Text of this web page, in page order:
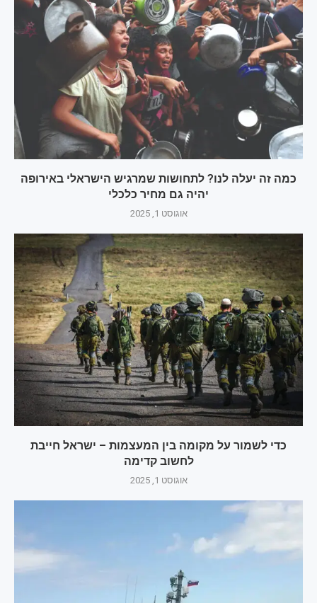
כמה זה יעלה לנו? לתחושות שמרגיש הישראלי באירופה
יהיה גם מחיר כלכלי
אוגוסט 1, 2025
כדי לשמור על מקומה בין המעצמות – ישראל חייבת
לחשוב קדימה
אוגוסט 1, 2025